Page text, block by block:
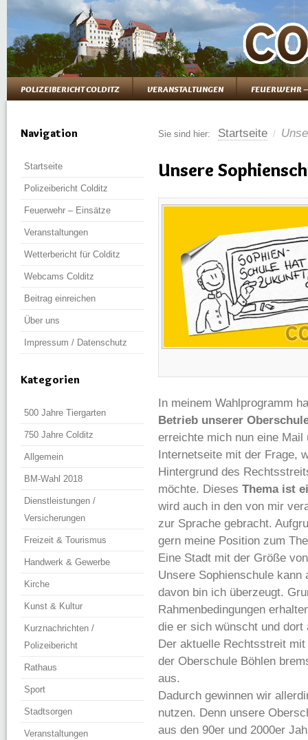
POLIZEIBERICHT COLDITZ VERANSTALTUNGEN FEUERWEHR
Sie sind hier: Startseite /
Unsere
In meinem Wahlprogramm
Betrieb unserer
erreichte mich nun eine
Internetseite mit der Frage,
Hintergrund des
möchte. Dieses Thema ist
wird auch in den von mir
zur Sprache gebracht.
gern meine Position zum
Eine Stadt mit der Größe
Unsere Sophienschule kann
davon bin ich überzeugt.
Rahmenbedingungen
die er sich wünscht und dort
Der aktuelle Rechtsstreit
der Oberschule Böhlen
aus.
Dadurch gewinnen wir
nutzen. Denn unsere
aus den 90er und 2000er
Navigation
Startseite
Polizeibericht Colditz
Feuerwehr – Einsätze
Veranstaltungen
Wetterbericht für Colditz
Webcams Colditz
Beitrag einreichen
Über uns
Impressum / Datenschutz
Kategorien
500 Jahre Tiergarten
750 Jahre Colditz
Allgemein
BM-Wahl 2018
Dienstleistungen /
Versicherungen
Freizeit & Tourismus
Handwerk & Gewerbe
Kirche
Kunst & Kultur
Kurznachrichten /
Polizeibericht
Rathaus
Sport
Stadtsorgen
Veranstaltungen